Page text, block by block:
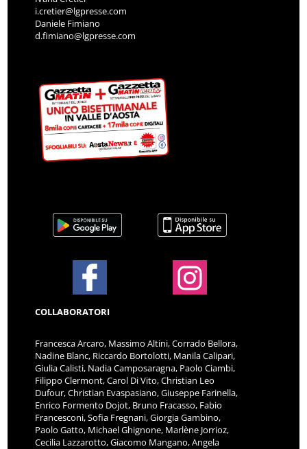
i.cretier@lgpresse.com
Daniele Fimiano
d.fimiano@lgpresse.com
COLLABORATORI
Francesca Arcaro, Massimo Altini, Corrado Bellora,
Nadine Blanc, Riccardo Bortolotti, Manila Calipari,
Giulia Calisti, Nadia Camposaragna, Paolo Ciambi,
Filippo Clermont, Carol Di Vito, Christian Leo
Dufour, Christian Evaspasiano, Giuseppe Farinella,
Enrico Formento Dojot, Bruno Fracasso, Fabio
Francesconi, Sofia Fregnani, Giorgia Gambino,
Paolo Gatto, Michael Ghignone, Marlène Jorrioz,
Cecilia Lazzarotto, Giacomo Mangano, Angela